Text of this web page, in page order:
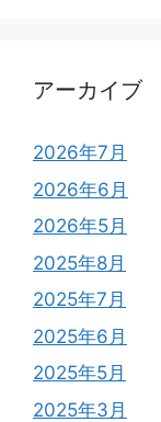
アーカイブ
2026年7月
2026年6月
2026年5月
2025年8月
2025年7月
2025年6月
2025年5月
2025年3月